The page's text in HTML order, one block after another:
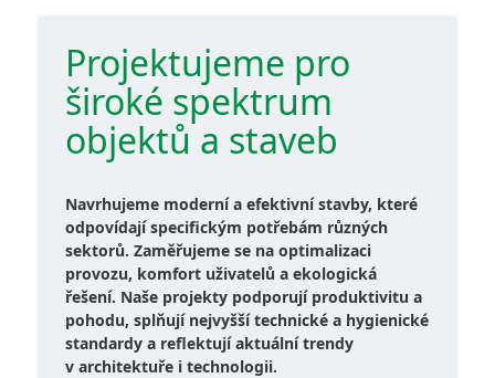
Projektujeme pro
široké spektrum
objektů a staveb
Navrhujeme moderní a efektivní stavby, které
odpovídají specifickým potřebám různých
sektorů. Zaměřujeme se na optimalizaci
provozu, komfort uživatelů a ekologická
řešení. Naše projekty podporují produktivitu a
pohodu, splňují nejvyšší technické a hygienické
standardy a reflektují aktuální trendy
v architektuře i technologii.